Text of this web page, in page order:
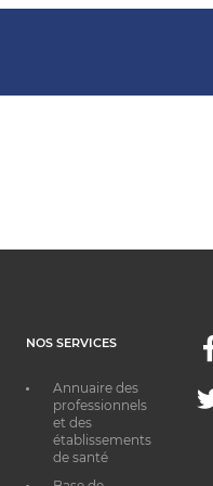
NOS SERVICES
Annuaire des
professionnels
et des
établissements
de santé